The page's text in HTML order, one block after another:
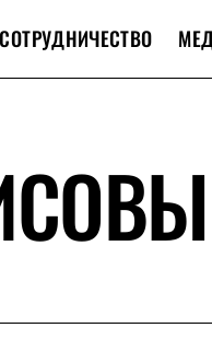
СОТРУДНИЧЕСТВО